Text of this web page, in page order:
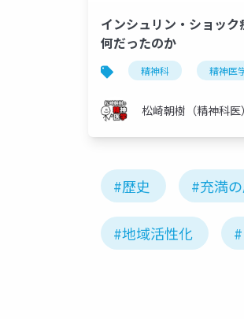
インシュリン・ショック
何だったのか
精神科 精神医
松崎朝樹（精神科医）
#歴史 #充満
#地域活性化